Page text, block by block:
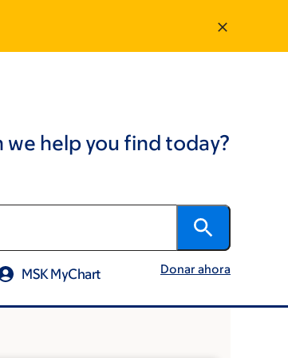
we help you find today?
MSK MyChart Donar ahora